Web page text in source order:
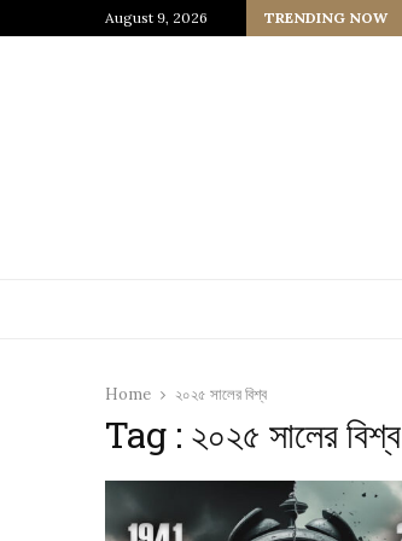
August 9, 2026 TRENDING NOW
উত্তরাধিকারীর গল্প
Home ২০২৫ সালের বিশ্ব
Tag : ২০২৫ সালের বিশ্ব